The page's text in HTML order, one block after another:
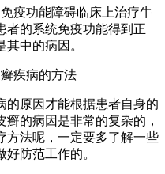
疫功能障碍临床上治疗牛
者的系统免疫功能得到正
中的病因。
的原因才能根据患者自身的
的病因是非常的复杂的，
方法呢，一定要多了解一些
防范工作的。